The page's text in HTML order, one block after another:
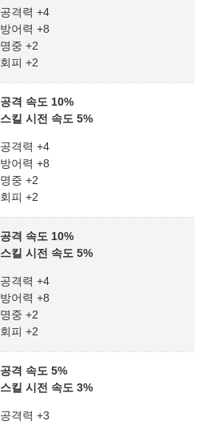
공격력 +4
방어력 +8
명중 +2
회피 +2
공격 속도 10%
스킬 시전 속도 5%
공격력 +4
방어력 +8
명중 +2
회피 +2
공격 속도 10%
스킬 시전 속도 5%
공격력 +4
방어력 +8
명중 +2
회피 +2
공격 속도 5%
스킬 시전 속도 3%
공격력 +3